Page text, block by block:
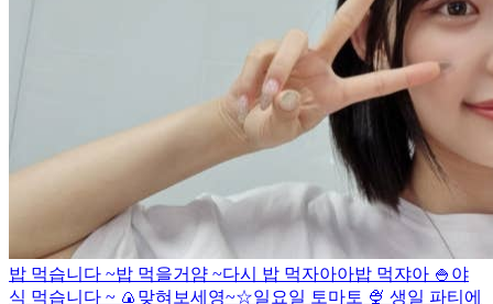
밥 먹습니다 ~밥 먹을거얌 ~다시 밥 먹자아아밥 먹쟈아 🍚 야
식 먹습니다 ~ 🍙 맞혀보세영~☆일요일 토마토 🍨 생일 파티에